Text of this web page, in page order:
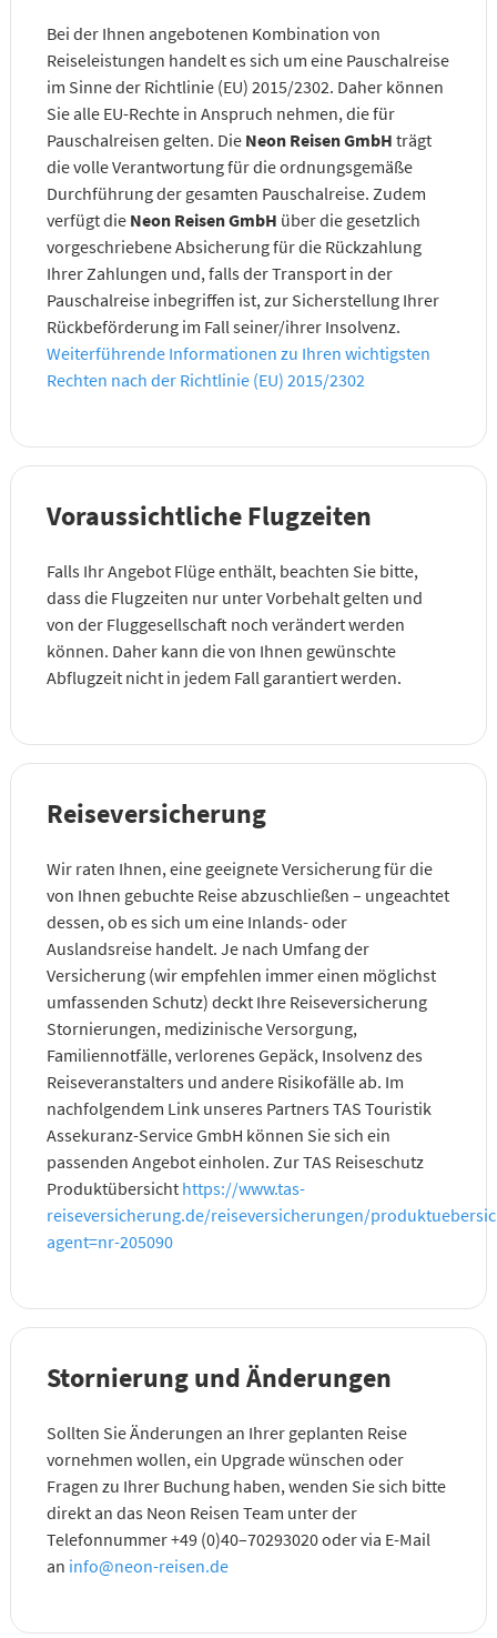
Bei der Ihnen angebotenen Kombination von
Reiseleistungen handelt es sich um eine Pauschalreise
im Sinne der Richtlinie (EU) 2015/2302. Daher können
Sie alle EU-Rechte in Anspruch nehmen, die für
Pauschalreisen gelten. Die Neon Reisen GmbH trägt
die volle Verantwortung für die ordnungsgemäße
Durchführung der gesamten Pauschalreise. Zudem
verfügt die Neon Reisen GmbH über die gesetzlich
vorgeschriebene Absicherung für die Rückzahlung
Ihrer Zahlungen und, falls der Transport in der
Pauschalreise inbegriffen ist, zur Sicherstellung Ihrer
Rückbeförderung im Fall seiner/ihrer Insolvenz.
Weiterführende Informationen zu Ihren wichtigsten
Rechten nach der Richtlinie (EU) 2015/2302
Voraussichtliche Flugzeiten
Falls Ihr Angebot Flüge enthält, beachten Sie bitte,
dass die Flugzeiten nur unter Vorbehalt gelten und
von der Fluggesellschaft noch verändert werden
können. Daher kann die von Ihnen gewünschte
Abflugzeit nicht in jedem Fall garantiert werden.
Reiseversicherung
Wir raten Ihnen, eine geeignete Versicherung für die
von Ihnen gebuchte Reise abzuschließen – ungeachtet
dessen, ob es sich um eine Inlands- oder
Auslandsreise handelt. Je nach Umfang der
Versicherung (wir empfehlen immer einen möglichst
umfassenden Schutz) deckt Ihre Reiseversicherung
Stornierungen, medizinische Versorgung,
Familiennotfälle, verlorenes Gepäck, Insolvenz des
Reiseveranstalters und andere Risikofälle ab. Im
nachfolgendem Link unseres Partners TAS Touristik
Assekuranz-Service GmbH können Sie sich ein
passenden Angebot einholen. Zur TAS Reiseschutz
Produktübersicht https://www.tas-
reiseversicherung.de/reiseversicherungen/
agent=nr-205090
Stornierung und Änderungen
Sollten Sie Änderungen an Ihrer geplanten Reise
vornehmen wollen, ein Upgrade wünschen oder
Fragen zu Ihrer Buchung haben, wenden Sie sich bitte
direkt an das Neon Reisen Team unter der
Telefonnummer +49 (0)40–70293020 oder via E-Mail
an info@neon-reisen.de